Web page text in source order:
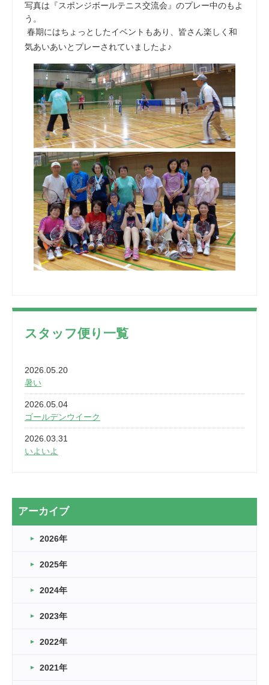
写真は『スポンジボールテニス交流会』のプレー中のもよ
う。
春期にはちょっとしたイベントもあり、皆さん楽しく和
気あいあいとプレーされていましたよ♪
スタッフ便り一覧
2026.05.20
暑い
2026.05.04
ゴールデンウイーク
2026.03.31
いよいよ
2026.03.20
なぎなた
2026.03.16
車いすバスケとRくんのお話
卒業・卒園の季節★
2026.03.11
緑ケ丘体育館
アーカイブ
2026年
2025年
2024年
2023年
2022年
2021年